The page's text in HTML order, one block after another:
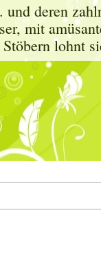
deren
mit
lohnt